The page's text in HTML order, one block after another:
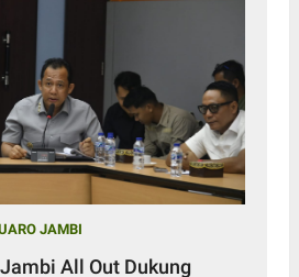
JAMBI
All Out Dukung